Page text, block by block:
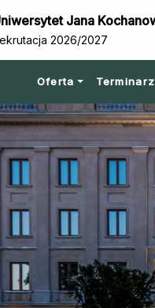
Jana
2026/2027
Oferta Terminarz